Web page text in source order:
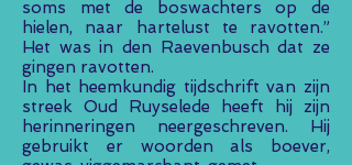
soms met de boswachters op de
hielen, naar hartelust te ravotten.”
Het was in den Raevenbusch dat ze
gingen ravotten.
In het heemkundig tijdschrift van zijn
streek Oud Ruyselede heeft hij zijn
herinneringen neergeschreven. Hij
gebruikt er woorden als boever,